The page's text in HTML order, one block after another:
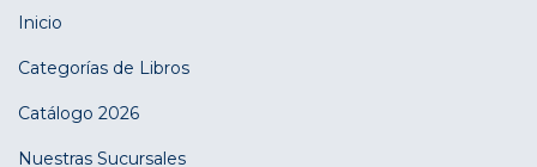
Inicio
Categorías de Libros
Catálogo 2026
Nuestras Sucursales